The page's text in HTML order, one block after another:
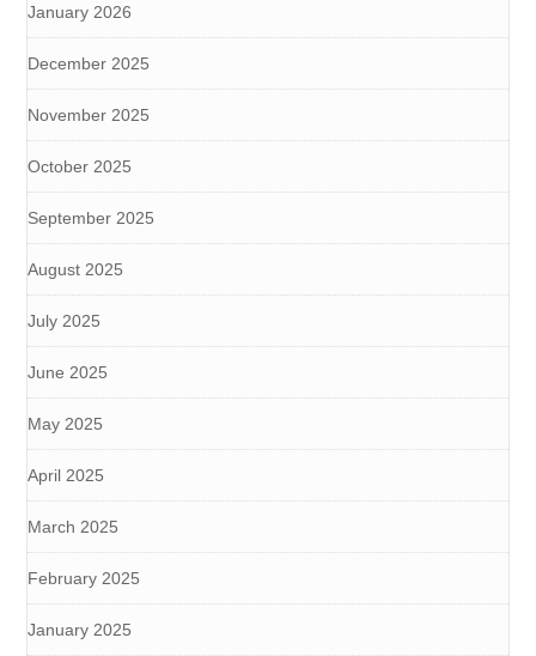
January 2026
December 2025
November 2025
October 2025
September 2025
August 2025
July 2025
June 2025
May 2025
April 2025
March 2025
February 2025
January 2025